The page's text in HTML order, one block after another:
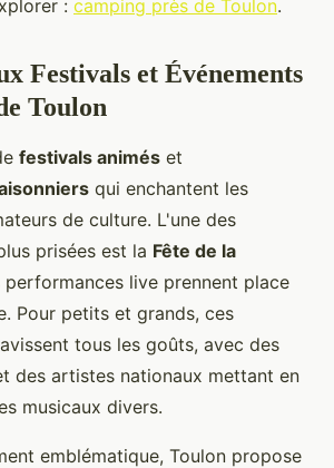
: camping près de Toulon.
Festivals et Événements
Toulon
festivals animés et
qui enchantent les
de culture. L'une des
prisées est la Fête de la
performances live prennent place
Pour petits et grands, ces
tous les goûts, avec des
des artistes nationaux mettant en
musicaux divers.
emblématique, Toulon propose